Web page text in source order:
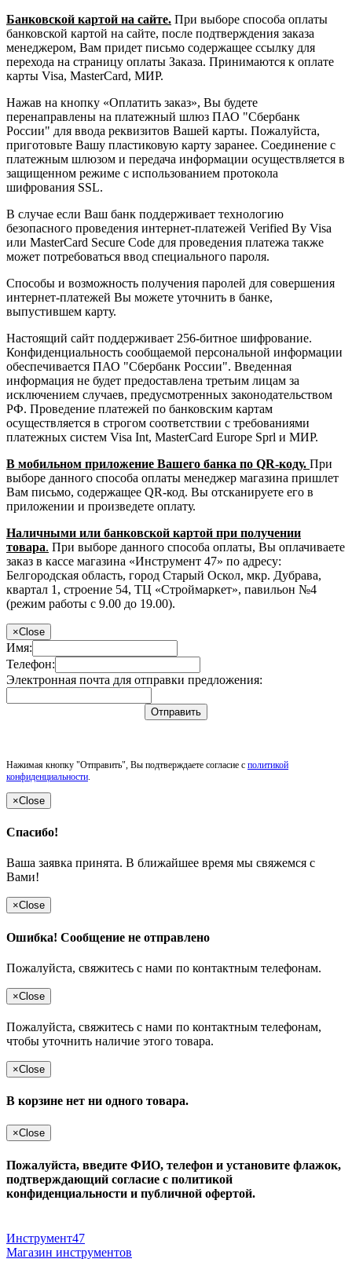
Банковской картой на сайте. При выборе способа оплаты
банковской картой на сайте, после подтверждения заказа
менеджером, Вам придет письмо содержащее ссылку для
перехода на страницу оплаты Заказа. Принимаются к оплате
карты Visa, MasterCard, МИР.
Нажав на кнопку «Оплатить заказ», Вы будете
перенаправлены на платежный шлюз ПАО "Сбербанк
России" для ввода реквизитов Вашей карты. Пожалуйста,
приготовьте Вашу пластиковую карту заранее. Соединение с
платежным шлюзом и передача информации осуществляется в
защищенном режиме с использованием протокола
шифрования SSL.
В случае если Ваш банк поддерживает технологию
безопасного проведения интернет-платежей Verified By Visa
или MasterCard Secure Code для проведения платежа также
может потребоваться ввод специального пароля.
Способы и возможность получения паролей для совершения
интернет-платежей Вы можете уточнить в банке,
выпустившем карту.
Настоящий сайт поддерживает 256-битное шифрование.
Конфиденциальность сообщаемой персональной информации
обеспечивается ПАО "Сбербанк России". Введенная
информация не будет предоставлена третьим лицам за
исключением случаев, предусмотренных законодательством
РФ. Проведение платежей по банковским картам
осуществляется в строгом соответствии с требованиями
платежных систем Visa Int, MasterCard Europe Sprl и МИР.
В мобильном приложение Вашего банка по QR-коду. При
выборе данного способа оплаты менеджер магазина пришлет
Вам письмо, содержащее QR-код. Вы отсканируете его в
приложении и произведете оплату.
Наличными или банковской картой при получении
товара. При выборе данного способа оплаты, Вы оплачиваете
заказ в кассе магазина «Инструмент 47» по адресу:
Белгородская область, город Старый Оскол, мкр. Дубрава,
квартал 1, строение 54, ТЦ «Строймаркет», павильон №4
(режим работы с 9.00 до 19.00).
×Close
Имя:
Телефон:
Электронная почта для отправки предложения:
Отправить
Нажимая кнопку "Отправить", Вы подтверждаете согласие с политикой
конфиденциальности.
×Close
Спасибо!
Ваша заявка принята. В ближайшее время мы свяжемся с
Вами!
×Close
Ошибка! Сообщение не отправлено
Пожалуйста, свяжитесь с нами по контактным телефонам.
×Close
Пожалуйста, свяжитесь с нами по контактным телефонам,
чтобы уточнить наличие этого товара.
×Close
В корзине нет ни одного товара.
×Close
Пожалуйста, введите ФИО, телефон и установите флажок,
подтверждающий согласие с политикой
конфиденциальности и публичной офертой.
Инструмент47
Магазин инструментов